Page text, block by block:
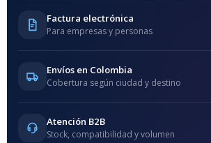
Factura electrónica
Para empresas y personas
Envíos en Colombia
Cobertura según ciudad y destino
Atención B2B
Stock, compatibilidad y volumen